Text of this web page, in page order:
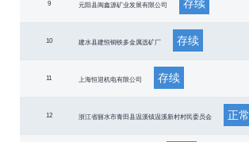
9 元阳县闽鑫源矿业发展有限公司 存续
10 建水县建恒铜铁多金属选矿厂 存续
11 上海恒迎机电有限公司 存续
12 浙江省丽水市青田县温溪镇温溪新村村民委员会 正常